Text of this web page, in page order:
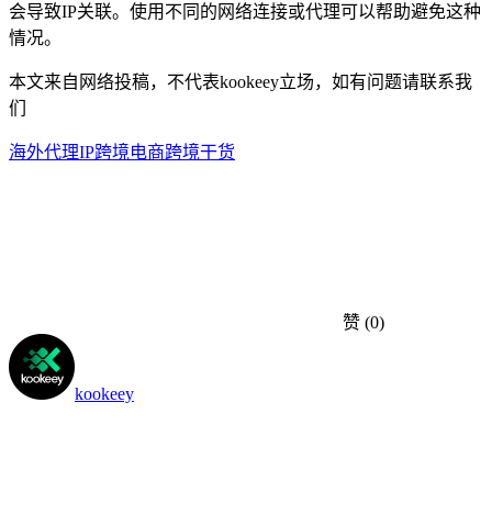
会导致IP关联。使用不同的网络连接或代理可以帮助避免这种
情况。
本文来自网络投稿，不代表kookeey立场，如有问题请联系我
们
海外代理IP跨境电商跨境干货
赞 (0)
kookeey